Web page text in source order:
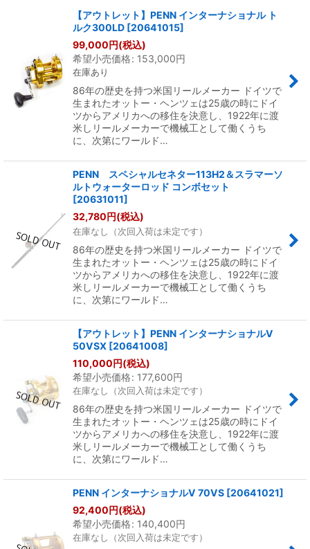
【アウトレット】PENN インターナショナル ト
ルク300LD [20641015]
99,000円(税込)
希望小売価格: 153,000円
在庫あり
86年の歴史を持つ米国リールメーカー ドイツで
生まれたオットー・ヘンツェは25歳の時にドイ
ツからアメリカへの移住を決意し、1922年に渡
米しリールメーカーで機械工として働くうち
に、次第にワールド…
PENN スペシャルセネター113H2＆スラマーソ
ルトウォーターロッド コンボセット
[20631011]
32,780円(税込)
在庫なし（次回入荷は未定です）
86年の歴史を持つ米国リールメーカー ドイツで
生まれたオットー・ヘンツェは25歳の時にドイ
ツからアメリカへの移住を決意し、1922年に渡
米しリールメーカーで機械工として働くうち
に、次第にワールド…
【アウトレット】PENN インターナショナルV
50VSX [20641008]
110,000円(税込)
希望小売価格: 177,600円
在庫なし（次回入荷は未定です）
86年の歴史を持つ米国リールメーカー ドイツで
生まれたオットー・ヘンツェは25歳の時にドイ
ツからアメリカへの移住を決意し、1922年に渡
米しリールメーカーで機械工として働くうち
に、次第にワールド…
PENN インターナショナルV 70VS [20641021]
92,400円(税込)
希望小売価格: 140,400円
在庫なし（次回入荷は未定です）